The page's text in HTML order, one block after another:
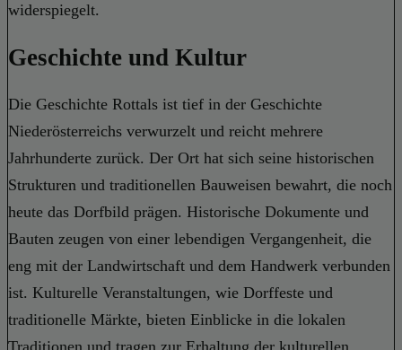
widerspiegelt.
Geschichte und Kultur
Die Geschichte Rottals ist tief in der Geschichte
Niederösterreichs verwurzelt und reicht mehrere
Jahrhunderte zurück. Der Ort hat sich seine historischen
Strukturen und traditionellen Bauweisen bewahrt, die noch
heute das Dorfbild prägen. Historische Dokumente und
Bauten zeugen von einer lebendigen Vergangenheit, die
eng mit der Landwirtschaft und dem Handwerk verbunden
ist. Kulturelle Veranstaltungen, wie Dorffeste und
traditionelle Märkte, bieten Einblicke in die lokalen